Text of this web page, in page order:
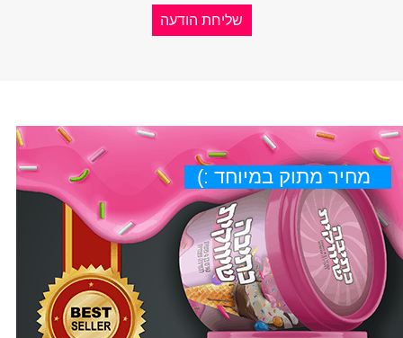
מחיר מתוק במיוחד :)